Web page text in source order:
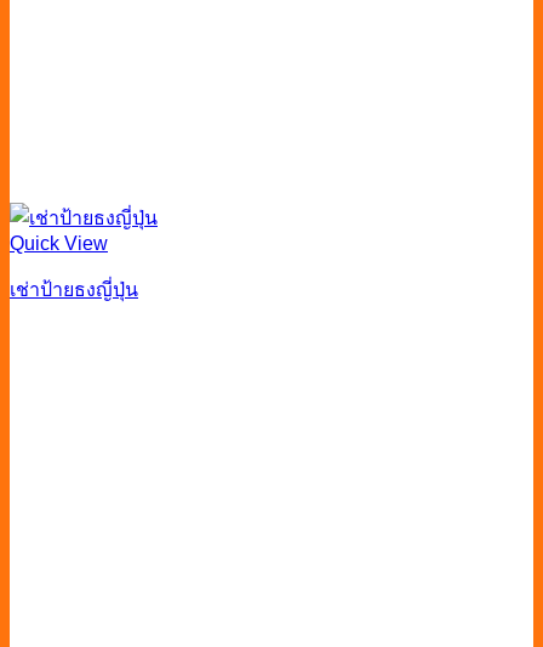
Quick View
เช่าป้ายธงญี่ปุ่น